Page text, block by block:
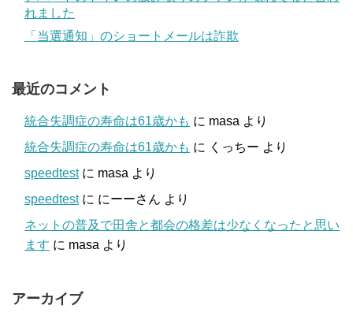
れました
「当選通知」のショートメールは詐欺
最近のコメント
統合失調症の寿命は61歳かも に masa より
統合失調症の寿命は61歳かも に くっちー より
speedtestに masa より
speedtestに にーーさん より
ネットの普及で田舎と都会の格差は少なくなったと思い
ます に masa より
アーカイブ